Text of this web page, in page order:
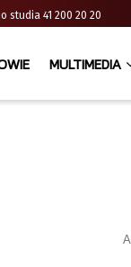
studia 41 200 20 20
MULTIMEDIA
A